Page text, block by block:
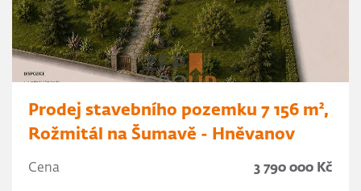
Prodej stavebního pozemku 7 156 m²,
Rožmitál na Šumavě - Hněvanov
Cena 3 790 000 Kč